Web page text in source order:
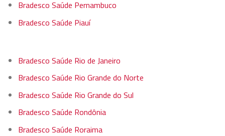
Bradesco Saúde Pernambuco
Bradesco Saúde Piauí
Bradesco Saúde Rio de Janeiro
Bradesco Saúde Rio Grande do Norte
Bradesco Saúde Rio Grande do Sul
Bradesco Saúde Rondônia
Bradesco Saúde Roraima